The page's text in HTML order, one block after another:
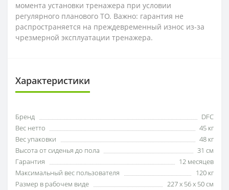
момента установки тренажера при условии
регулярного планового ТО. Важно: гарантия не
распространяется на преждевременный износ из-за
чрезмерной эксплуатации тренажера.
Характеристики
Бренд
DFC
Вес нетто
45 кг
Вес упаковки
48 кг
Высота от сиденья до пола
31 см
Гарантия
12 месяцев
Максимальный вес пользователя
120 кг
Размер в рабочем виде
227 х 56 х 50 см